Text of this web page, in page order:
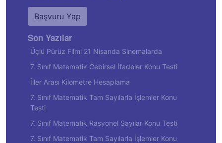
Başvuru Yap
Son Yazılar
Üçlü Pürüz Filmi 21 Nisanda Sinemalarda
7. Sınıf Matematik Cebirsel İfadeler Konu Testi
İller Arası Kilometre Hesaplama
7. Sınıf Matematik Tam Sayılarla İşlemler Konu
Testi
7. Sınıf Matematik Rasyonel Sayılar Konu Testi
7. Sınıf Matematik Tam Sayılarla İşlemler Konu